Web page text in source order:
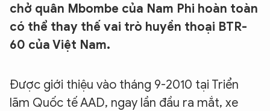
chở quân Mbombe của Nam Phi hoàn toàn
có thể thay thế vai trò huyền thoại BTR-
60 của Việt Nam.
Được giới thiệu vào tháng 9-2010 tại Triển
lãm Quốc tế AAD, ngay lần đầu ra mắt, xe